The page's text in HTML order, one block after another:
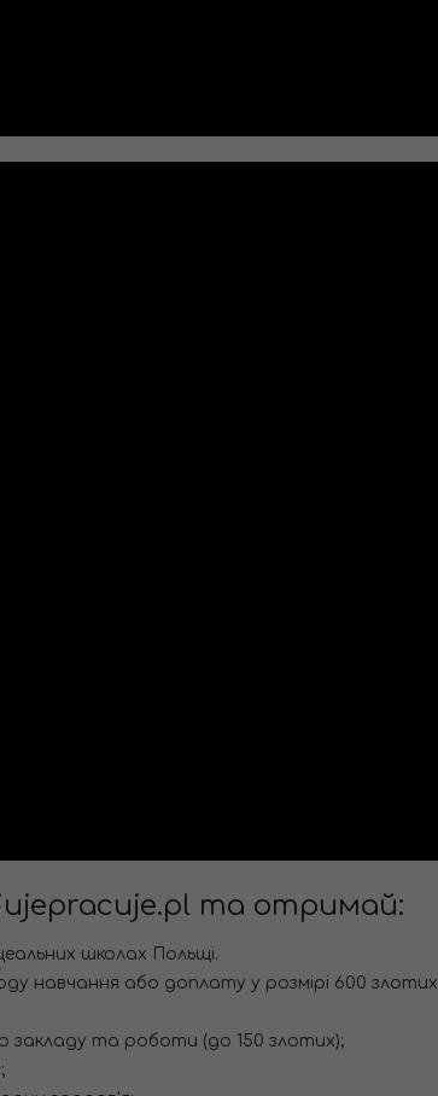
та отримай:
школах Польщі.
навчання або доплату у розмірі 600
закладу та роботи (до 150 злотих);